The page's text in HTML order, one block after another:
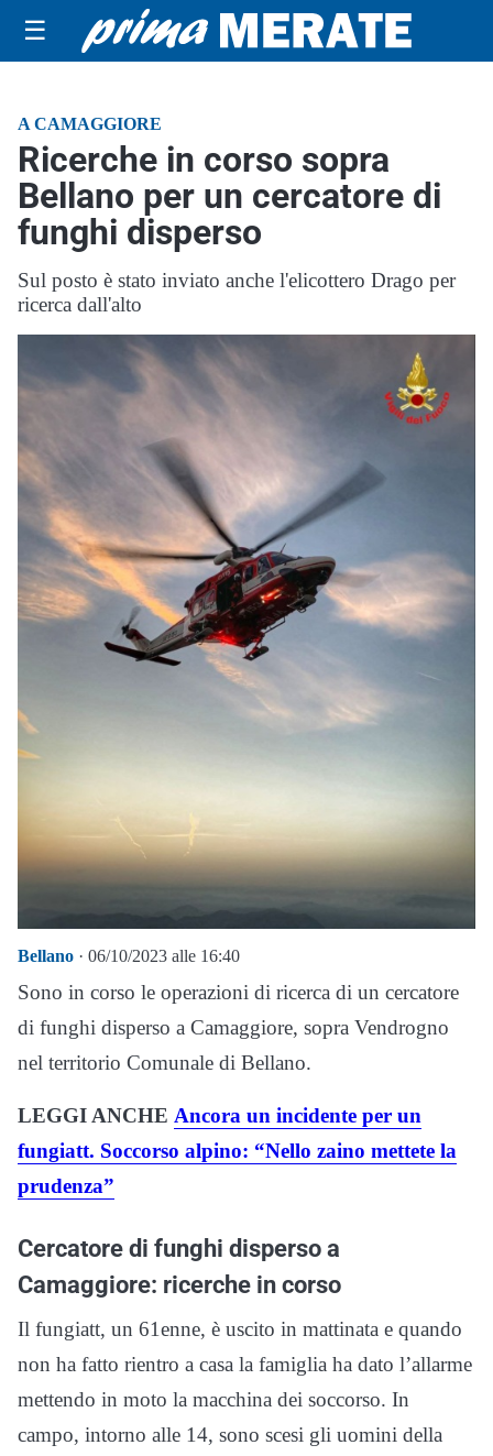
☰
A CAMAGGIORE
Ricerche in corso sopra
Bellano per un cercatore di
funghi disperso
Sul posto è stato inviato anche l'elicottero Drago per
ricerca dall'alto
Bellano · 06/10/2023 alle 16:40
Sono in corso le operazioni di ricerca di un cercatore
di funghi disperso a Camaggiore, sopra Vendrogno
nel territorio Comunale di Bellano.
LEGGI ANCHE Ancora un incidente per un
fungiatt. Soccorso alpino: “Nello zaino mettete la
prudenza”
Cercatore di funghi disperso a
Camaggiore: ricerche in corso
Il fungiatt, un 61enne, è uscito in mattinata e quando
non ha fatto rientro a casa la famiglia ha dato l’allarme
mettendo in moto la macchina dei soccorso. In
campo, intorno alle 14, sono scesi gli uomini della